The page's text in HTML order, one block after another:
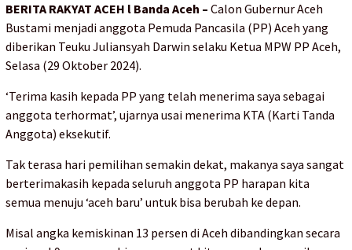
BERITA RAKYAT ACEH l Banda Aceh – Calon Gubernur Aceh
Bustami menjadi anggota Pemuda Pancasila (PP) Aceh yang
diberikan Teuku Juliansyah Darwin selaku Ketua MPW PP Aceh,
Selasa (29 Oktober 2024).
‘Terima kasih kepada PP yang telah menerima saya sebagai
anggota terhormat’, ujarnya usai menerima KTA (Karti Tanda
Anggota) eksekutif.
Tak terasa hari pemilihan semakin dekat, makanya saya sangat
berterimakasih kepada seluruh anggota PP harapan kita
semua menuju ‘aceh baru’ untuk bisa berubah ke depan.
Misal angka kemiskinan 13 persen di Aceh dibandingkan secara